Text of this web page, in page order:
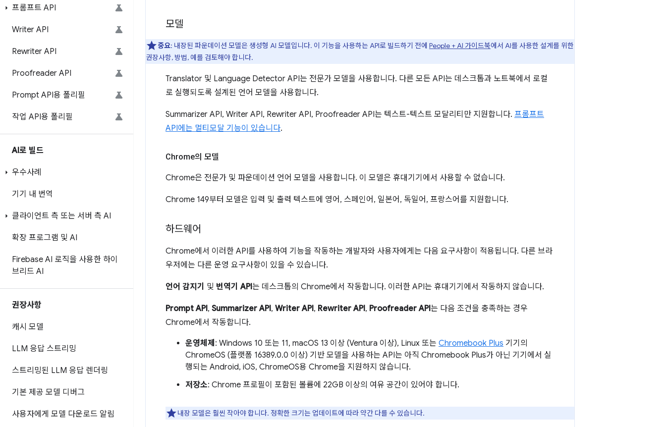
프롬프트 API
Writer API
Rewriter API
Proofreader API
Prompt API용 폴리필
작업 API용 폴리필
AI로 빌드
우수사례
기기 내 번역
클라이언트 측 또는 서버 측 AI
확장 프로그램 및 AI
Firebase AI 로직을 사용한 하이
브리드 AI
권장사항
캐시 모델
LLM 응답 스트리밍
스트리밍된 LLM 응답 렌더링
기본 제공 모델 디버그
사용자에게 모델 다운로드 알림
모델
중요: 내장된 파운데이션 모델은 생성형 AI 모델입니다. 이 기능을 사용하는 API로 빌드하기 전에 People + AI 가이드북에서 AI를 사용한 설계를 위한
권장사항, 방법, 예를 검토해야 합니다.
Translator 및 Language Detector API는 전문가 모델을 사용합니다. 다른 모든 API는 데스크톱과 노트북에서 로컬
로 실행되도록 설계된 언어 모델을 사용합니다.
Summarizer API, Writer API, Rewriter API, Proofreader API는 텍스트-텍스트 모달리티만 지원합니다. 프롬프트
API에는 멀티모달 기능이 있습니다.
Chrome의 모델
Chrome은 전문가 및 파운데이션 언어 모델을 사용합니다. 이 모델은 휴대기기에서 사용할 수 없습니다.
Chrome 149부터 모델은 입력 및 출력 텍스트에 영어, 스페인어, 일본어, 독일어, 프랑스어를 지원합니다.
하드웨어
Chrome에서 이러한 API를 사용하여 기능을 작동하는 개발자와 사용자에게는 다음 요구사항이 적용됩니다. 다른 브라
우저에는 다른 운영 요구사항이 있을 수 있습니다.
언어 감지기 및 번역기 API는 데스크톱의 Chrome에서 작동합니다. 이러한 API는 휴대기기에서 작동하지 않습니다.
Prompt API, Summarizer API, Writer API, Rewriter API, Proofreader API는 다음 조건을 충족하는 경우
Chrome에서 작동합니다.
운영체제 : Windows 10 또는 11, macOS 13 이상 (Ventura 이상), Linux 또는 Chromebook Plus 기기의
ChromeOS (플랫폼 16389.0.0 이상) 기반 모델을 사용하는 API는 아직 Chromebook Plus가 아닌 기기에서 실
행되는 Android, iOS, ChromeOS용 Chrome을 지원하지 않습니다.
저장소: Chrome 프로필이 포함된 볼륨에 22GB 이상의 여유 공간이 있어야 합니다.
내장 모델은 훨씬 작아야 합니다. 정확한 크기는 업데이트에 따라 약간 다를 수 있습니다.